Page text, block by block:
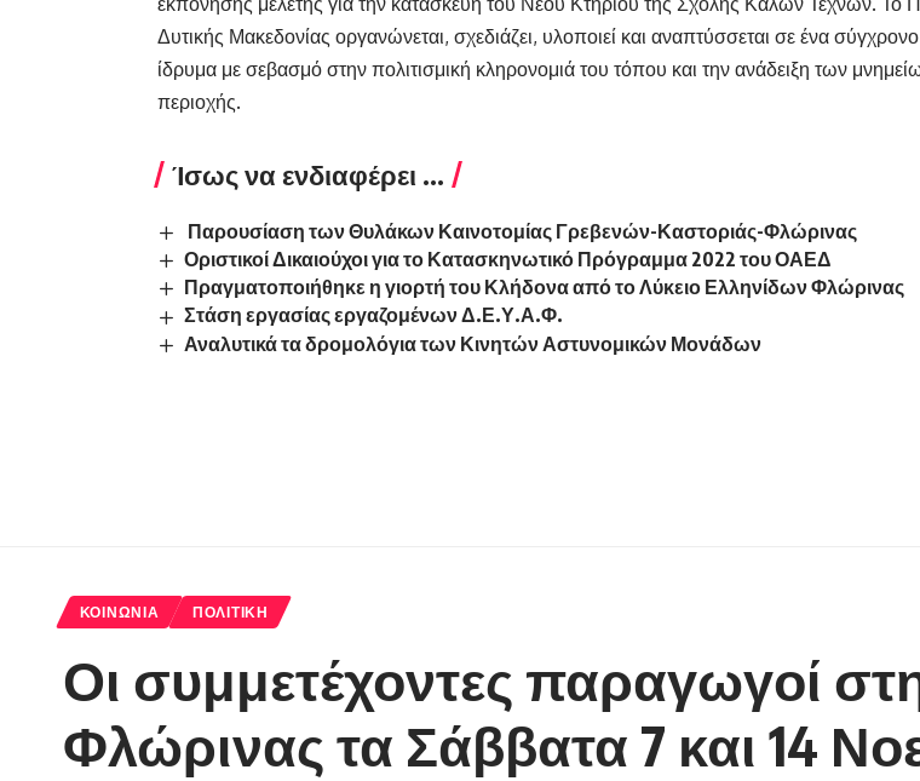
Δυτικής Μακεδονίας οργανώνεται, σχεδιάζει, υλοποιεί και αναπτύσσεται σε ένα
ίδρυμα με σεβασμό στην πολιτισμική κληρονομιά του τόπου και την ανάδειξη των
περιοχής.
Ίσως να ενδιαφέρει ...
Παρουσίαση των Θυλάκων Καινοτομίας Γρεβενών-Καστοριάς-Φλώρινας
Οριστικοί Δικαιούχοι για το Κατασκηνωτικό Πρόγραμμα 2022 του ΟΑΕΔ
Πραγματοποιήθηκε η γιορτή του Κλήδονα από το Λύκειο Ελληνίδων Φλώρινας
Στάση εργασίας εργαζομένων Δ.Ε.Υ.Α.Φ.
Αναλυτικά τα δρομολόγια των Κινητών Αστυνομικών Μονάδων
ΚΟΙΝΩΝΊΑ ΠΟΛΙΤΙΚΉ
Οι συμμετέχοντες παραγωγοί
Φλώρινας τα Σάββατα 7 και 14